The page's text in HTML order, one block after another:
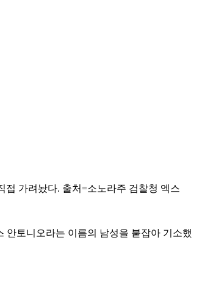
접 가려놨다. 출처=소노라주 검찰청 엑스
안토니오라는 이름의 남성을 붙잡아 기소했